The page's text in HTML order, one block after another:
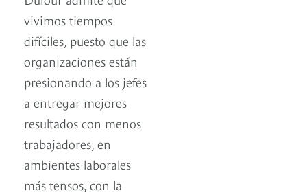
vivimos tiempos
difíciles, puesto que las
organizaciones están
presionando a los jefes
a entregar mejores
resultados con menos
trabajadores, en
ambientes laborales
más tensos, con la